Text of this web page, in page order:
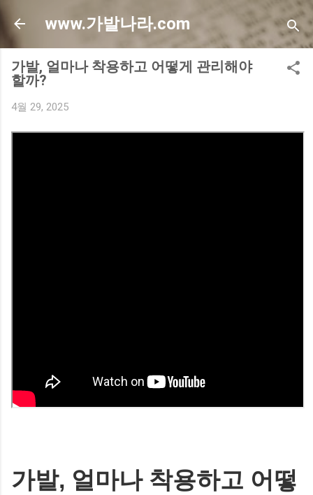
기본 콘텐츠로 건너뛰기
www.가발나라.com
가발, 얼마나 착용하고 어떻게 관리해야
할까?
4월 29, 2025
가발, 얼마나 착용하고 어떻